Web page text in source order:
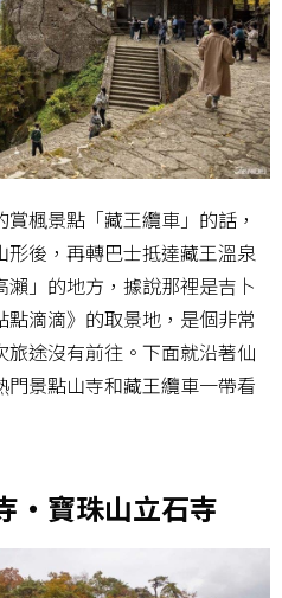
楓景點「藏王纜車」的話，
後，再轉巴士抵達藏王溫泉
」的地方，據說那裡是吉卜
滴滴》的取景地，是個非常
途沒有前往。下面就沿著仙
景點山寺和藏王纜車一帶看
・寶珠山立石寺